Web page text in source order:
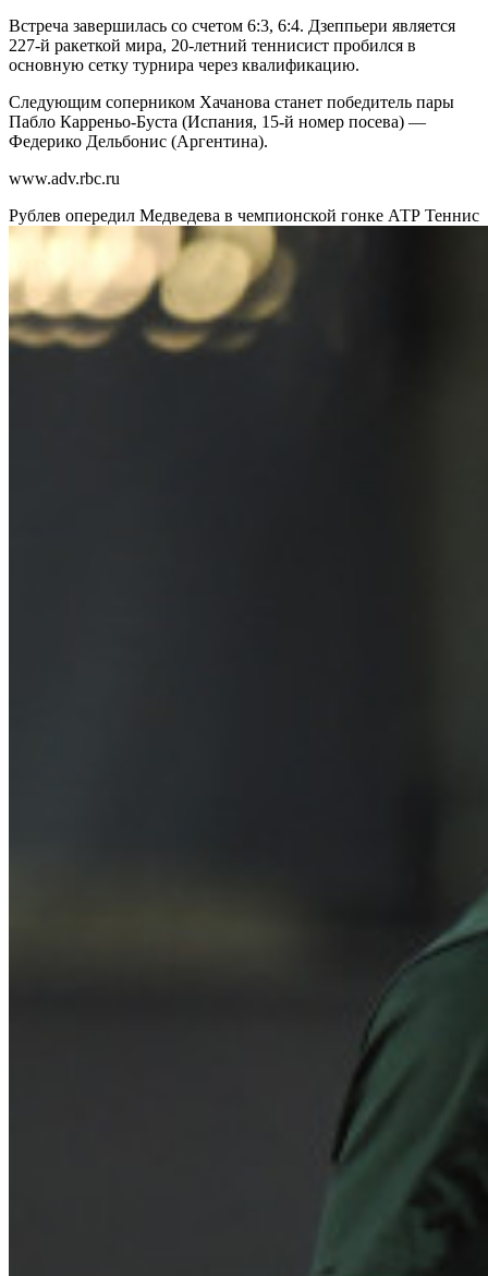
Встреча завершилась со счетом 6:3, 6:4. Дзеппьери является
227-й ракеткой мира, 20-летний теннисист пробился в
основную сетку турнира через квалификацию.
Следующим соперником Хачанова станет победитель пары
Пабло Карреньо-Буста (Испания, 15-й номер посева) —
Федерико Дельбонис (Аргентина).
www.adv.rbc.ru
Рублев опередил Медведева в чемпионской гонке АТР Теннис